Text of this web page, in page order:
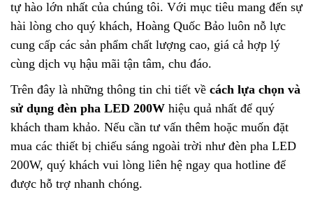
tự hào lớn nhất của chúng tôi. Với mục tiêu mang đến sự
hài lòng cho quý khách, Hoàng Quốc Bảo luôn nỗ lực
cung cấp các sản phẩm chất lượng cao, giá cả hợp lý
cùng dịch vụ hậu mãi tận tâm, chu đáo.
Trên đây là những thông tin chi tiết về cách lựa chọn và
sử dụng đèn pha LED 200W hiệu quả nhất để quý
khách tham khảo. Nếu cần tư vấn thêm hoặc muốn đặt
mua các thiết bị chiếu sáng ngoài trời như đèn pha LED
200W, quý khách vui lòng liên hệ ngay qua hotline để
được hỗ trợ nhanh chóng.